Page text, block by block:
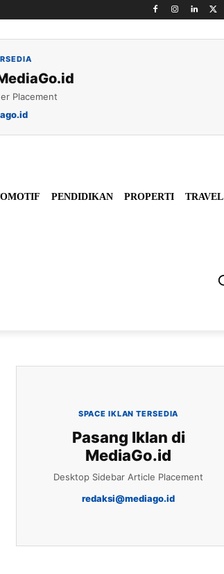
Placement
PENDIDIKAN PROPERTI TRAVEL
SPACE IKLAN TERSEDIA
Pasang Iklan di
MediaGo.id
Desktop Sidebar Article Placement
redaksi@mediago.id